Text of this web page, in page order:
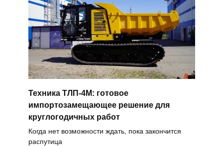
Техника ТЛП-4М: готовое
импортозамещающее решение для
круглогодичных работ
Когда нет возможности ждать, пока закончится
распутица